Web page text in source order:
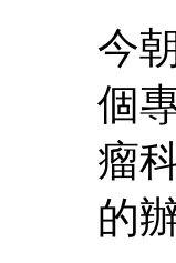
今
個
瘤
的